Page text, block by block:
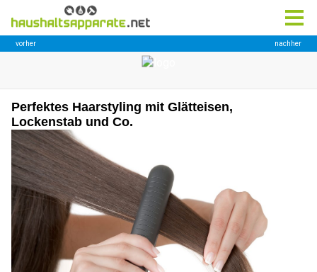
Perfektes Haarstyling mit Glätteisen,
Lockenstab und Co.